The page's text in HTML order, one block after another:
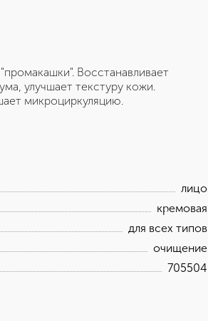
Восстанавливает
улучшает текстуру кожи.
микроциркуляцию.
лицо
кремовая
для всех типов
очищение
705504